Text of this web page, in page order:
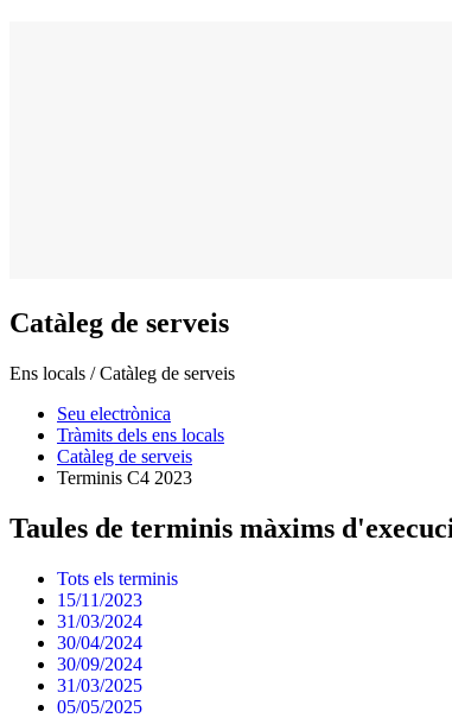
Catàleg de serveis
Ens locals / Catàleg de serveis
Seu electrònica
Tràmits dels ens locals
Catàleg de serveis
Terminis C4 2023
Taules de terminis màxims
Tots els terminis
15/11/2023
31/03/2024
30/04/2024
30/09/2024
31/03/2025
05/05/2025